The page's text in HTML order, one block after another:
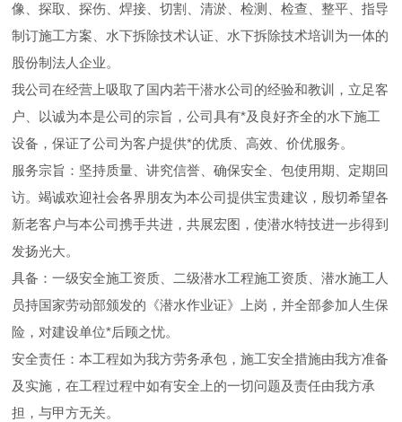
像、探取、探伤、焊接、切割、清淤、检测、检查、整平、指导
制订施工方案、水下拆除技术认证、水下拆除技术培训为一体的
股份制法人企业。
我公司在经营上吸取了国内若干潜水公司的经验和教训，立足客
户、以诚为本是公司的宗旨，公司具有*及良好齐全的水下施工
设备，保证了公司为客户提供*的优质、高效、价优服务。
服务宗旨：坚持质量、讲究信誉、确保安全、包使用期、定期回
访。竭诚欢迎社会各界朋友为本公司提供宝贵建议，殷切希望各
新老客户与本公司携手共进，共展宏图，使潜水特技进一步得到
发扬光大。
具备：一级安全施工资质、二级潜水工程施工资质、潜水施工人
员持国家劳动部颁发的《潜水作业证》上岗，并全部参加人生保
险，对建设单位*后顾之忧。
安全责任：本工程如为我方劳务承包，施工安全措施由我方准备
及实施，在工程过程中如有安全上的一切问题及责任由我方承
担，与甲方无关。